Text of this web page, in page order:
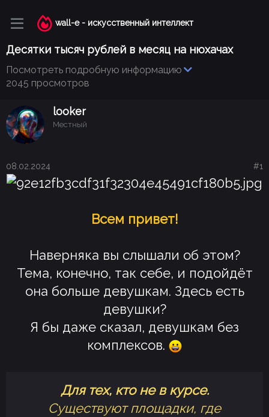
wall-e - искусственный интеллект
Десятки тысяч рублей в месяц на нюхачах
Посмотреть подробную информацию
2045 просмотров
looker
Местный
08.02.2024 #1
Всем привет!
Наверняка вы слышали об этом?
Тема, конечно, так себе, и подойдёт
она больше девушкам. Здесь есть
девушки?
Я бы даже сказал, девушкам без
комплексов.
Для тех, кто не в курсе.
Существуют площадки, где